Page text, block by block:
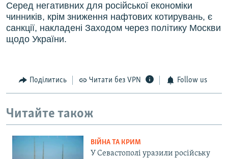
Серед негативних для російської економіки
чинників, крім зниження нафтових котирувань, є
санкції, накладені Заходом через політику Москви
щодо України.
Поділитись Читати без VPN Follow us
Читайте також
ВІЙНА ТА КРИМ
У Севастополі уразили російську